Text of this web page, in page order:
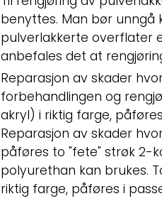
benyttes. Man bør unngå
pulverlakkerte overflater
anbefales det at
Reparasjon av skader
forbehandlingen og
akryl) i riktig farge,
Reparasjon av skader
påføres to "fete" strøk 2-
polyurethan kan brukes.
riktig farge, påføres i